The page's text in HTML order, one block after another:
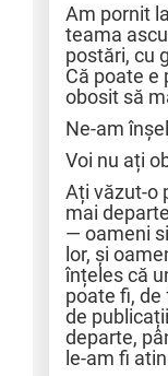
Am pornit
teama
postări, cu
Că poate e
obosit să
Ne-am
Voi nu ați
Ați văzut-o
mai
— oameni
lor, și
înțeles că
poate fi,
de
departe,
le-am fi